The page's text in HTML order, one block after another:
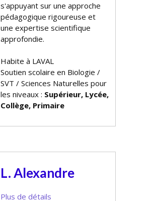
s'appuyant sur une approche
pédagogique rigoureuse et
une expertise scientifique
approfondie.
Habite à LAVAL
Soutien scolaire en Biologie /
SVT / Sciences Naturelles pour
les niveaux : Supérieur, Lycée,
Collège, Primaire
L. Alexandre
Plus de détails